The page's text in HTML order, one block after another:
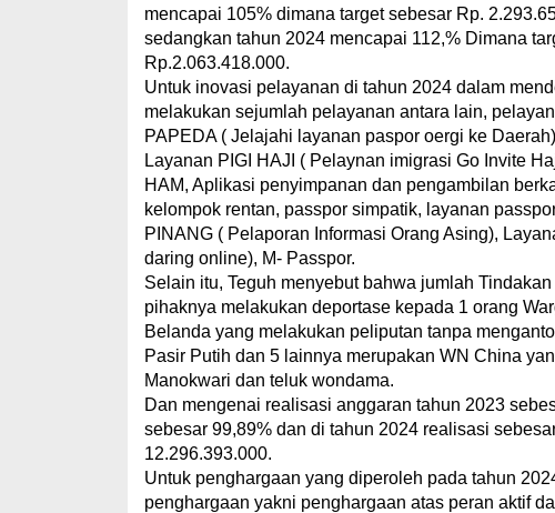
mencapai 105% dimana target sebesar Rp.
sedangkan tahun 2024 mencapai 112,% Dimana
Rp.2.063.418.000.
Untuk inovasi pelayanan di tahun 2024 dalam
melakukan sejumlah pelayanan antara lain,
PAPEDA ( Jelajahi layanan paspor oergi ke
Layanan PIGI HAJI ( Pelaynan imigrasi Go Invite
HAM, Aplikasi penyimpanan dan pengambilan
kelompok rentan, passpor simpatik, layanan
PINANG ( Pelaporan Informasi Orang Asing),
daring online), M- Passpor.
Selain itu, Teguh menyebut bahwa jumlah
pihaknya melakukan deportase kepada 1 orang
Belanda yang melakukan peliputan tanpa
Pasir Putih dan 5 lainnya merupakan WN China
Manokwari dan teluk wondama.
Dan mengenai realisasi anggaran tahun 2023
sebesar 99,89% dan di tahun 2024 realisasi
12.296.393.000.
Untuk penghargaan yang diperoleh pada tahun
penghargaan yakni penghargaan atas peran aktif